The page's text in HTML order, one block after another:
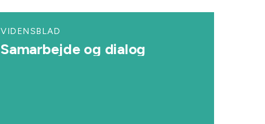
VIDENSBLAD
Samarbejde og dialog